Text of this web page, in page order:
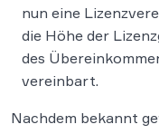
nun eine
die Höhe der
des
vereinbart.
Nachdem bekannt